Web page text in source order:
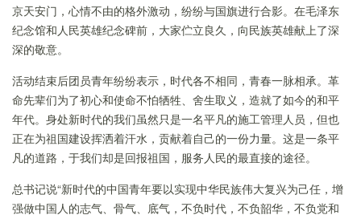
京天安门，心情不由的格外激动，纷纷与国旗进行合影。在毛泽东
纪念馆和人民英雄纪念碑前，大家伫立良久，向民族英雄献上了深
深的敬意。
活动结束后团员青年纷纷表示，时代各不相同，青春一脉相承。革
命先辈们为了初心和使命不怕牺牲、舍生取义，造就了如今的和平
年代。身处新时代的我们虽然只是一名平凡的施工管理人员，但也
正在为祖国建设挥洒着汗水，贡献着自己的一份力量。这是一条平
凡的道路，于我们却是回报祖国，服务人民的最直接的途径。
总书记说“新时代的中国青年要以实现中华民族伟大复兴为己任，增
强做中国人的志气、骨气、底气，不负时代，不负韶华，不负党和